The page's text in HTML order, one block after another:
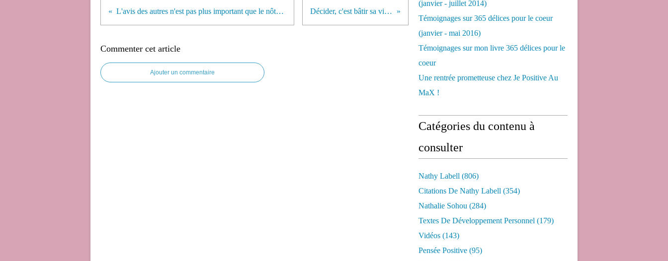
L'avis des autres n'est pas plus important que le nôtre... Décider, c'est bâtir sa vie...
Commenter cet article
Ajouter un commentaire
(janvier - juillet 2014)
Témoignages sur 365 délices pour le coeur
(janvier - mai 2016)
Témoignages sur mon livre 365 délices pour le
coeur
Une rentrée prometteuse chez Je Positive Au
MaX !
Catégories du contenu à
consulter
Nathy Labell (806)
Citations De Nathy Labell (354)
Nathalie Sohou (284)
Textes De Développement Personnel (179)
Vidéos (143)
Pensée Positive (95)